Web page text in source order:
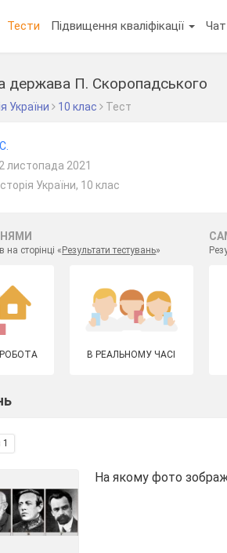
Тести Підвищення кваліфікації
держава П. Скоропадського
України 10 клас Тест
листопада 2021
України, 10 клас
на сторінці « Результати тестувань»
В РЕАЛЬНОМУ ЧАСІ
На якому фото